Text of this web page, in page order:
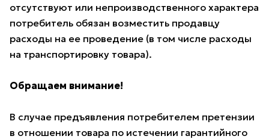
отсутствуют или непроизводственного характера
потребитель обязан возместить продавцу
расходы на ее проведение (в том числе расходы
на транспортировку товара).
Обращаем внимание!
В случае предъявления потребителем претензии
в отношении товара по истечении гарантийного